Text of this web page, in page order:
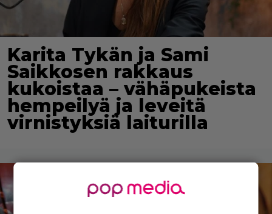
Karita Tykän ja Sami
Saikkosen rakkaus
kukoistaa – vähäpukeista
hempeilyä ja leveitä
virnistyksiä laiturilla